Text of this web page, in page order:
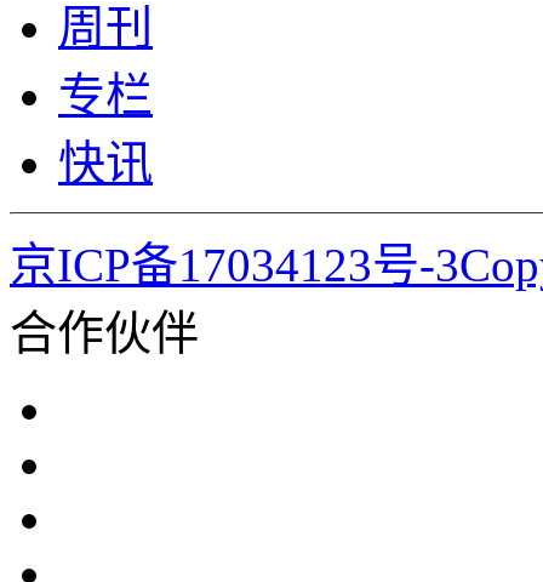
周刊
专栏
快讯
京ICP备17034123号-
合作伙伴